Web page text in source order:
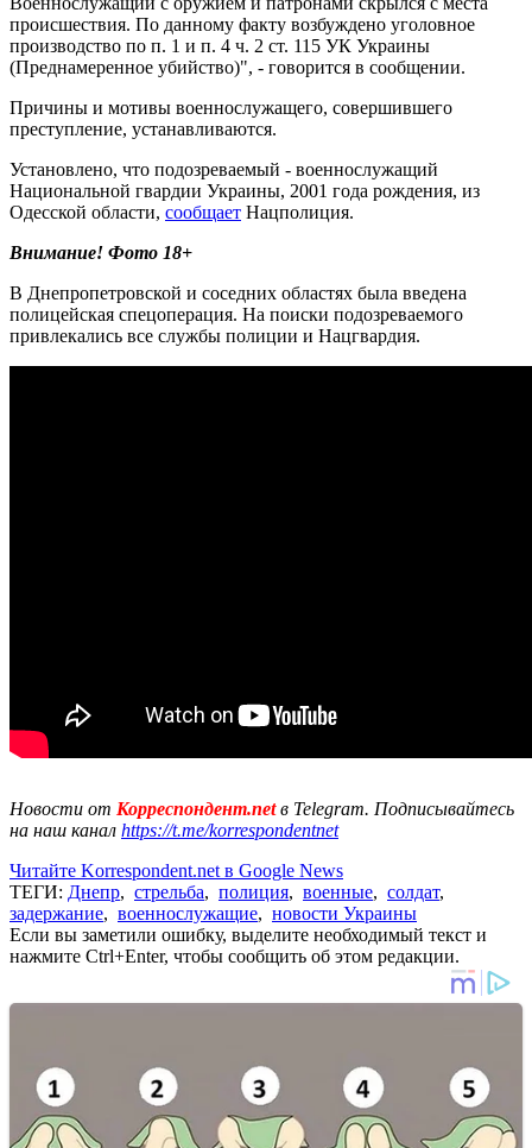
происшествия. По данному факту возбуждено уголовное
производство по п. 1 и п. 4 ч. 2 ст. 115 УК Украины
(Преднамеренное убийство)", - говорится в сообщении.
Причины и мотивы военнослужащего, совершившего
преступление, устанавливаются.
Установлено, что подозреваемый - военнослужащий
Национальной гвардии Украины, 2001 года рождения, из
Одесской области, сообщает Нацполиция.
Внимание! Фото 18+
В Днепропетровской и соседних областях была введена
полицейская спецоперация. На поиски подозреваемого
привлекались все службы полиции и Нацгвардия.
Новости от Корреспондент.netв Telegram. Подписывайтесь
на наш канал https://t.me/korrespondentnet
Читайте Korrespondent.net в Google News
ТЕГИ: Днепр, стрельба, полиция, военные, солдат,
задержание, военнослужащие, новости Украины
Если вы заметили ошибку, выделите необходимый текст и
нажмите Ctrl+Enter, чтобы сообщить об этом редакции.